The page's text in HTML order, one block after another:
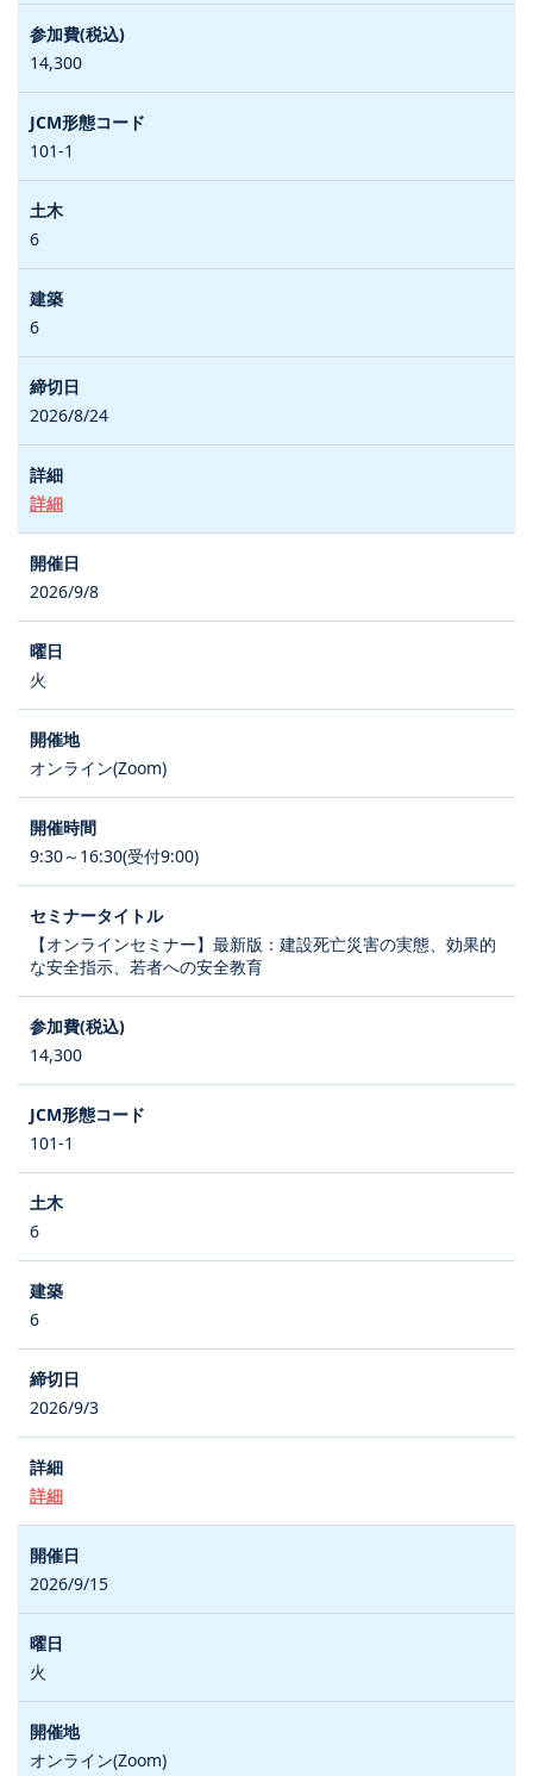
14,300
101-1
6
6
2026/8/24
詳細
2026/9/8
火
オンライン(Zoom)
9:30～16:30(受付9:00)
【オンラインセミナー】最新版：建設死亡災害の実態、効果的
な安全指示、若者への安全教育
14,300
101-1
6
6
2026/9/3
詳細
2026/9/15
火
オンライン(Zoom)